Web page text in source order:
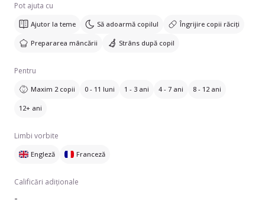
Pot ajuta cu
Ajutor la teme Să adoarmă copilul Îngrijire copii răciți
Prepararea mâncării Strâns după copil
Pentru
Maxim 2 copii 0 - 11 luni 1 - 3 ani 4 - 7 ani 8 - 12 ani
12+ ani
Limbi vorbite
Engleză Franceză
Calificări adiționale
-